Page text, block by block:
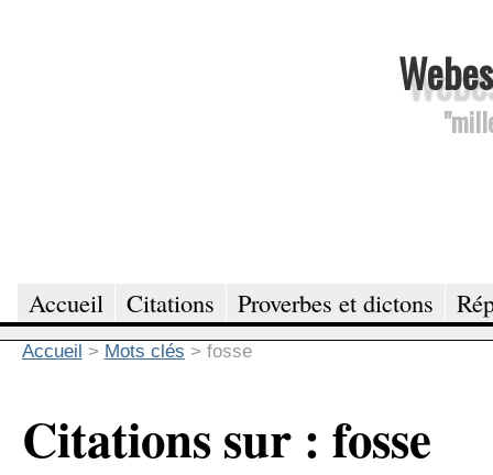
Accueil Citations Proverbes et dictons
Accueil > Mots clés > fosse
Citations sur : fosse